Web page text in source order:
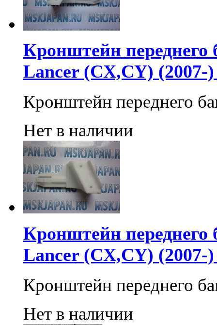
Кронштейн
Lancer (CX,CY) (2007-)
Кронштейн переднего
Нет в наличии
Кронштейн
Lancer (CX,CY) (2007-)
Кронштейн переднего
Нет в наличии